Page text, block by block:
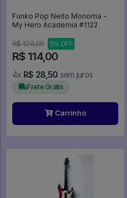
Funko Pop Neito Monoma -
My Hero Academia #1122
R$ 120,00 5% OFF
R$ 114,00
4x R$ 28,50 sem juros
Frete Grátis
Carrinho